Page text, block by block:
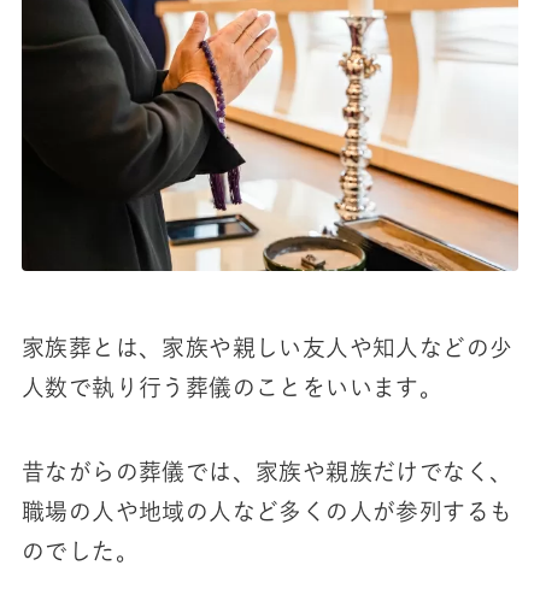
家族葬とは、家族や親しい友人や知人などの少
人数で執り行う葬儀のことをいいます。
昔ながらの葬儀では、家族や親族だけでなく、
職場の人や地域の人など多くの人が参列するも
のでした。